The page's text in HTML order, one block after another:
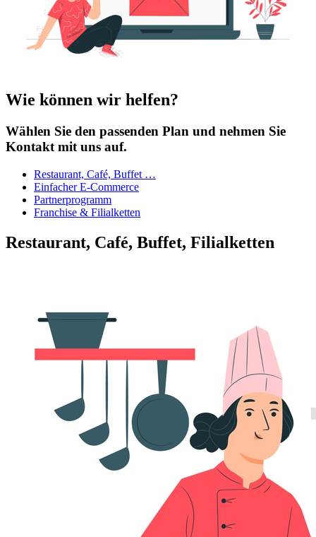
Wie können wir helfen?
Wählen Sie den passenden Plan und nehmen Sie
Kontakt mit uns auf.
Restaurant, Café, Buffet …
Einfacher E-Commerce
Partnerprogramm
Franchise & Filialketten
Restaurant, Café, Buffet, Filialketten